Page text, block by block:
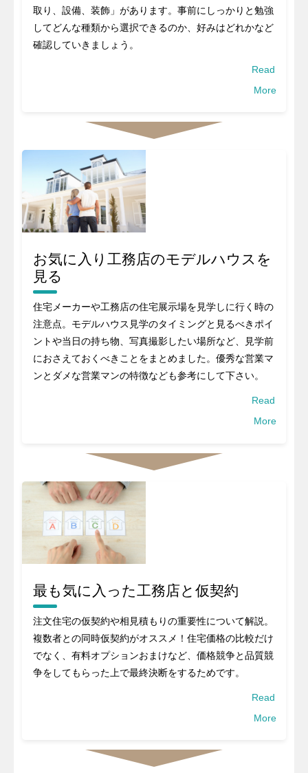
取り、設備、装飾」があります。事前にしっかりと勉強
してどんな種類から選択できるのか、好みはどれかなど
確認していきましょう。
Read
More
お気に入り工務店のモデルハウスを
見る
住宅メーカーや工務店の住宅展示場を見学しに行く時の
注意点。モデルハウス見学のタイミングと見るべきポイ
ントや当日の持ち物、写真撮影したい場所など、見学前
におさえておくべきことをまとめました。優秀な営業マ
ンとダメな営業マンの特徴なども参考にして下さい。
Read
More
最も気に入った工務店と仮契約
注文住宅の仮契約や相見積もりの重要性について解説。
複数者との同時仮契約がオススメ！住宅価格の比較だけ
でなく、有料オプションおまけなど、価格競争と品質競
争をしてもらった上で最終決断をするためです。
Read
More